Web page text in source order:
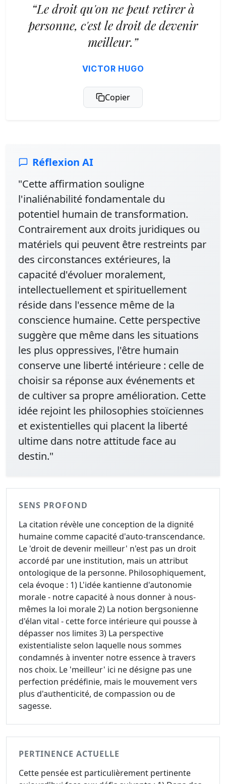
“Le droit qu'on ne peut retirer à
personne, c'est le droit de devenir
meilleur.”
VICTOR HUGO
Copier
Réflexion AI
"Cette affirmation souligne
l'inaliénabilité fondamentale du
potentiel humain de transformation.
Contrairement aux droits juridiques ou
matériels qui peuvent être restreints par
des circonstances extérieures, la
capacité d'évoluer moralement,
intellectuellement et spirituellement
réside dans l'essence même de la
conscience humaine. Cette perspective
suggère que même dans les situations
les plus oppressives, l'être humain
conserve une liberté intérieure : celle de
choisir sa réponse aux événements et
de cultiver sa propre amélioration. Cette
idée rejoint les philosophies stoïciennes
et existentielles qui placent la liberté
ultime dans notre attitude face au
destin."
SENS PROFOND
La citation révèle une conception de la dignité
humaine comme capacité d'auto-transcendance.
Le 'droit de devenir meilleur' n'est pas un droit
accordé par une institution, mais un attribut
ontologique de la personne. Philosophiquement,
cela évoque : 1) L'idée kantienne d'autonomie
morale - notre capacité à nous donner à nous-
mêmes la loi morale 2) La notion bergsonienne
d'élan vital - cette force intérieure qui pousse à
dépasser nos limites 3) La perspective
existentialiste selon laquelle nous sommes
condamnés à inventer notre essence à travers
nos choix. Le 'meilleur' ici ne désigne pas une
perfection prédéfinie, mais le mouvement vers
plus d'authenticité, de compassion ou de
sagesse.
PERTINENCE ACTUELLE
Cette pensée est particulièrement pertinente